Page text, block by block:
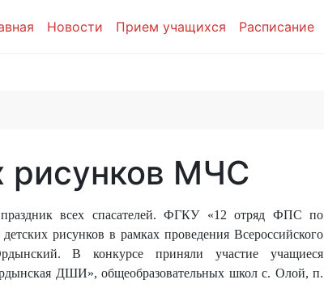
Новости Прием учащихся Расписание
рисунков МЧС
всех спасателей. ФГКУ «12 отряд ФПС по
рисунков в рамках проведения Всероссийского
В конкурсе приняли участие учащиеся
ДШИ», общеобразовательных школ с. Олой, п.